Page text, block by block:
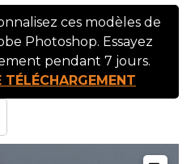
ces modèles de
Photoshop. Essayez
pendant 7 jours.
TÉLÉCHARGEMENT